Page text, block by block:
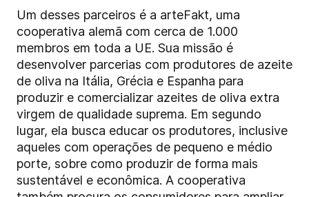
Um desses parceiros é a arteFakt, uma
cooperativa alemã com cerca de 1.000
membros em toda a UE. Sua missão é
desenvolver parcerias com produtores de azeite
de oliva na Itália, Grécia e Espanha para
produzir e comercializar azeites de oliva extra
virgem de qualidade suprema. Em segundo
lugar, ela busca educar os produtores, inclusive
aqueles com operações de pequeno e médio
porte, sobre como produzir de forma mais
sustentável e econômica. A cooperativa